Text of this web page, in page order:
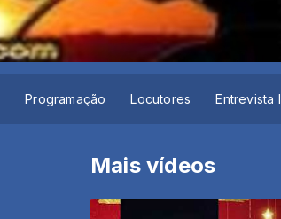
Programação Locutores Entrevista I
Mais vídeos